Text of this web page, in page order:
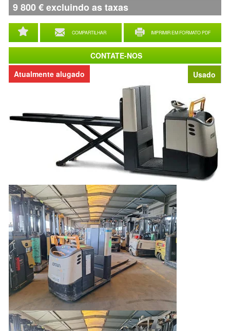
Usado
Atualmente alugado
COMPARTILHAR IMPRIMIR EM FORMATO PDF
9 800€excluindo as taxas
CONTATE-NOS